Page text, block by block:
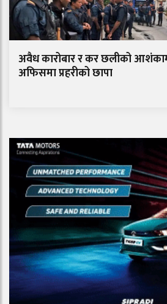
अवैध कारोबार र कर छलीको
अफिसमा प्रहरीको छापा